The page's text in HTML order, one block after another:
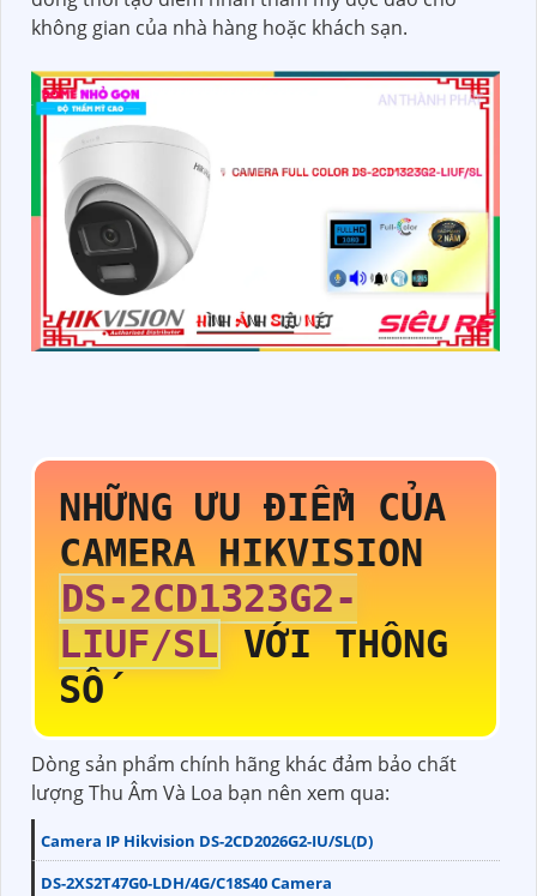
không gian của nhà hàng hoặc khách sạn.
NHỮNG ƯU ĐIỂM CỦA
CAMERA HIKVISION
DS-2CD1323G2-
LIUF/SL VỚI THÔNG
SỐ
Dòng sản phẩm chính hãng khác đảm bảo chất
lượng Thu Âm Và Loa bạn nên xem qua:
Camera IP Hikvision DS-2CD2026G2-IU/SL(D)
DS-2XS2T47G0-LDH/4G/C18S40 Camera